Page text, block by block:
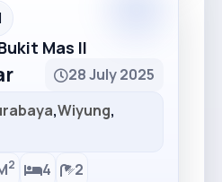
Mas II
28 July 2025
,Wiyung,
2 4 2